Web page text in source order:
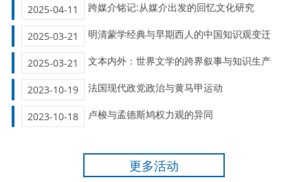
2025-04-11 跨媒介铭记:从媒介出发的回忆文化研究
2025-03-21 明清蒙学经典与早期西人的中国知识观变迁
2025-03-21 文本内外：世界文学的跨界叙事与知识生产
2023-10-19 法国现代政党政治与黄马甲运动
2023-10-18 卢梭与孟德斯鸠权力观的异同
更多活动